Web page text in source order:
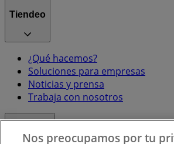
Tiendeo
¿Qué hacemos?
Soluciones para empresas
Noticias y prensa
Trabaja con nosotros
Nos preocupamos por tu